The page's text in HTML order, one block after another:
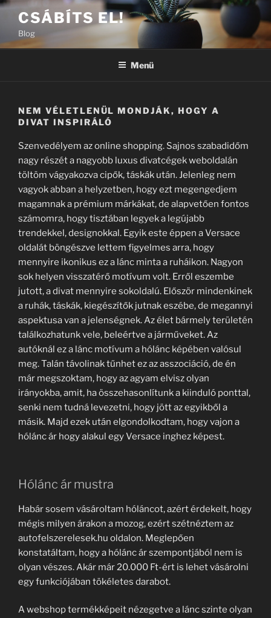
Tartalomhoz
CSÁBÍTS EL!
Blog
Menü
NEM VÉLETLENÜL MONDJÁK, HOGY A
DIVAT INSPIRÁLÓ
Szenvedélyem az online shopping. Sajnos szabadidőm
nagy részét a nagyobb luxus divatcégek weboldalán
töltöm vágyakozva cipők, táskák után. Jelenleg nem
vagyok abban a helyzetben, hogy ezt megengedjem
magamnak a prémium márkákat, de alapvetően fontos
számomra, hogy tisztában legyek a legújabb
trendekkel, designokkal. Egyik este éppen a Versace
oldalát böngészve lettem figyelmes arra, hogy
mennyire ikonikus ez a lánc minta a ruháikon. Nagyon
sok helyen visszatérő motívum volt. Erről eszembe
jutott, a divat mennyire sokoldalú. Először mindenkinek
a ruhák, táskák, kiegészítők jutnak eszébe, de megannyi
aspektusa van a jelenségnek. Az élet bármely területén
találkozhatunk vele, beleértve a járműveket. Az
autóknál ez a lánc motívum a hólánc képében valósul
meg. Talán távolinak tűnhet ez az asszociáció, de én
már megszoktam, hogy az agyam elvisz olyan
irányokba, amit, ha összehasonlítunk a kiinduló ponttal,
senki nem tudná levezetni, hogy jött az egyikből a
másik. Majd ezek után elgondolkodtam, hogy vajon a
hólánc ár hogy alakul egy Versace inghez képest.
Hólánc ár mustra
Habár sosem vásároltam hóláncot, azért érdekelt, hogy
mégis milyen árakon a mozog, ezért szétnéztem az
autofelszerelesek.hu oldalon. Meglepően
konstatáltam, hogy a hólánc ár szempontjából nem is
olyan vészes. Akár már 20.000 Ft-ért is lehet vásárolni
egy funkciójában tökéletes darabot.
A webshop termékképeit nézegetve a lánc szinte olyan